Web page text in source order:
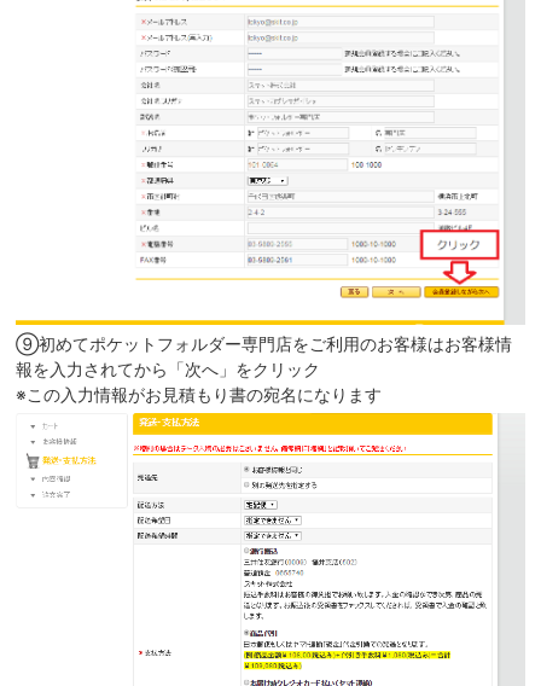
⑨初めてポケットフォルダー専門店をご利用のお客様はお客様情
報を入力されてから「次へ」をクリック
※この入力情報がお見積もり書の宛名になります